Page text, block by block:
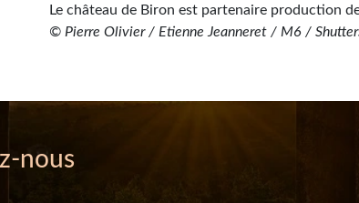
Le château de Biron est partenaire production de
© Pierre Olivier / Etienne Jeanneret / M6 /
nous